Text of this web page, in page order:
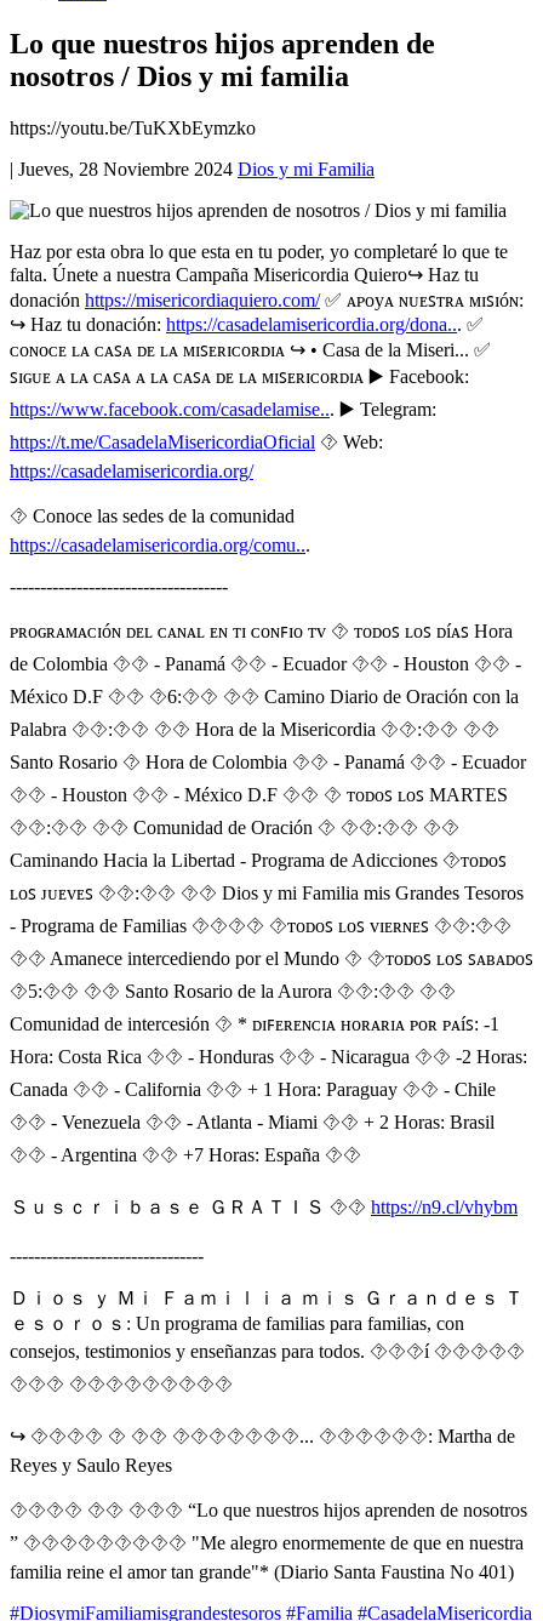
Lo que nuestros hijos aprenden de
nosotros / Dios y mi familia
https://youtu.be/TuKXbEymzko
| Jueves, 28 Noviembre 2024 Dios y mi Familia
Haz por esta obra lo que esta en tu poder, yo completaré lo que te
falta. Únete a nuestra Campaña Misericordia Quiero↪️ Haz tu
donación https://misericordiaquiero.com/✅ ᴀᴩᴏyᴀ ɴᴜᴇꜱᴛʀᴀ ᴍɪꜱɪóɴ:
↪️ Haz tu donación: https://casadelamisericordia.org/dona... ✅
ᴄᴏɴᴏᴄᴇ ʟᴀ ᴄᴀꜱᴀ ᴅᴇ ʟᴀ ᴍɪꜱᴇʀɪᴄᴏʀᴅɪᴀ ↪️ • Casa de la Miseri... ✅
ꜱɪɢᴜᴇ ᴀ ʟᴀ ᴄᴀꜱᴀ ᴀ ʟᴀ ᴄᴀꜱᴀ ᴅᴇ ʟᴀ ᴍɪꜱᴇʀɪᴄᴏʀᴅɪᴀ ▶️ Facebook:
https://www.facebook.com/casadelamise... ▶️ Telegram:
https://t.me/CasadelaMisericordiaOficial ⯑️ Web:
https://casadelamisericordia.org/
⯑ Conoce las sedes de la comunidad
https://casadelamisericordia.org/comu...
------------------------------------
ᴩʀᴏɢʀᴀᴍᴀᴄɪóɴ ᴅᴇʟ ᴄᴀɴᴀʟ ᴇɴ ᴛɪ ᴄᴏɴꜰɪᴏ ᴛᴠ ⯑ ᴛᴏᴅᴏꜱ ʟᴏꜱ ᴅíᴀꜱ Hora
de Colombia ⯑⯑ - Panamá ⯑⯑ - Ecuador ⯑⯑ - Houston ⯑⯑ -
México D.F ⯑⯑ ⯑6:⯑⯑ ⯑⯑ Camino Diario de Oración con la
Palabra ⯑⯑:⯑⯑ ⯑⯑ Hora de la Misericordia ⯑⯑:⯑⯑ ⯑⯑
Santo Rosario ⯑ Hora de Colombia ⯑⯑ - Panamá ⯑⯑ - Ecuador
⯑⯑ - Houston ⯑⯑ - México D.F ⯑⯑ ⯑ ᴛᴏᴅᴏꜱ ʟᴏꜱ MARTES
⯑⯑:⯑⯑ ⯑⯑ Comunidad de Oración ⯑ ⯑⯑:⯑⯑ ⯑⯑
Caminando Hacia la Libertad - Programa de Adicciones ⯑ᴛᴏᴅᴏꜱ
ʟᴏꜱ ᴊᴜᴇᴠᴇꜱ ⯑⯑:⯑⯑ ⯑⯑ Dios y mi Familia mis Grandes Tesoros
- Programa de Familias ⯑‍⯑‍⯑‍⯑ ⯑ᴛᴏᴅᴏꜱ ʟᴏꜱ ᴠɪᴇʀɴᴇꜱ ⯑⯑:⯑⯑
⯑⯑ Amanece intercediendo por el Mundo ⯑ ⯑ᴛᴏᴅᴏꜱ ʟᴏꜱ ꜱᴀʙᴀᴅᴏꜱ
⯑5:⯑⯑ ⯑⯑ Santo Rosario de la Aurora ⯑⯑:⯑⯑ ⯑⯑
Comunidad de intercesión ⯑ * ᴅɪꜰᴇʀᴇɴᴄɪᴀ ʜᴏʀᴀʀɪᴀ ᴩᴏʀ ᴩᴀíꜱ: -1
Hora: Costa Rica ⯑⯑ - Honduras ⯑⯑ - Nicaragua ⯑⯑ -2 Horas:
Canada ⯑⯑ - California ⯑⯑ + 1 Hora: Paraguay ⯑⯑ - Chile
⯑⯑ - Venezuela ⯑⯑ - Atlanta - Miami ⯑⯑ + 2 Horas: Brasil
⯑⯑ - Argentina ⯑⯑ +7 Horas: España ⯑⯑
Ｓｕｓｃｒｉｂａｓｅ ＧＲＡＴＩＳ ⯑⯑ https://n9.cl/vhybm
--------------------------------
Ｄｉｏｓ ｙ Ｍｉ Ｆａｍｉｌｉａ ｍｉｓ Ｇｒａｎｄｅｓ Ｔ
ｅｓｏｒｏｓ: Un programa de familias para familias, con
consejos, testimonios y enseñanzas para todos. ⯑⯑⯑í ⯑⯑⯑⯑⯑
⯑⯑⯑ ⯑⯑⯑⯑⯑⯑⯑⯑⯑
↪️ ⯑⯑⯑⯑ ⯑ ⯑⯑ ⯑⯑⯑⯑⯑⯑⯑... ⯑⯑⯑⯑⯑⯑: Martha de
Reyes y Saulo Reyes
⯑⯑⯑⯑ ⯑⯑ ⯑⯑⯑ “Lo que nuestros hijos aprenden de nosotros
” ⯑⯑⯑⯑⯑⯑⯑⯑⯑ "Me alegro enormemente de que en nuestra
familia reine el amor tan grande"* (Diario Santa Faustina No 401)
#DiosymiFamiliamisgrandestesoros #Familia #CasadelaMisericordia